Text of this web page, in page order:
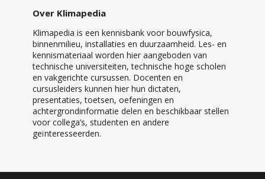
Over Klimapedia
Klimapedia is een kennisbank voor bouwfysica,
binnenmilieu, installaties en duurzaamheid. Les- en
kennismateriaal worden hier aangeboden van
technische universiteiten, technische hoge scholen
en vakgerichte cursussen. Docenten en
cursusleiders kunnen hier hun dictaten,
presentaties, toetsen, oefeningen en
achtergrondinformatie delen en beschikbaar stellen
voor collega’s, studenten en andere
geïnteresseerden.